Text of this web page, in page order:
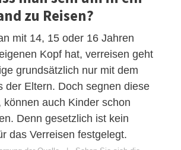
zu Reisen?
mit 14, 15 oder 16 Jahren
Kopf hat, verreisen geht
grundsätzlich nur mit dem
der Eltern. Doch segnen diese
können auch Kinder schon
Denn gesetzlich ist kein
das Verreisen festgelegt.